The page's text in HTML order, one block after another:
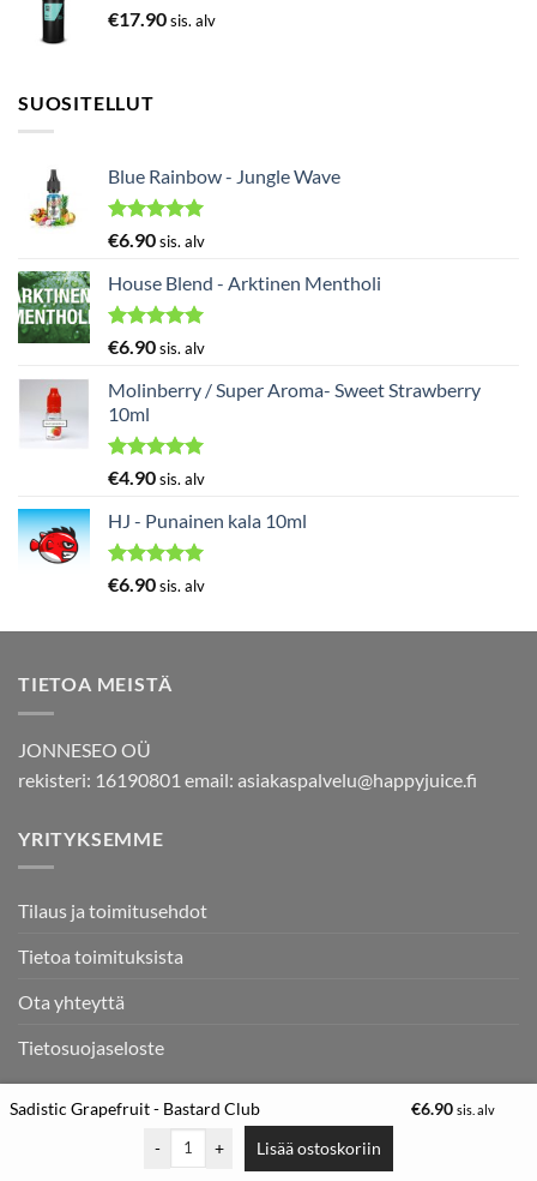
€17.90sis. alv
SUOSITELLUT
Blue Rainbow - Jungle Wave
Arvostelu
5.00
/ 5
€6.90sis. alv
House Blend - Arktinen Mentholi
Arvostelu
5.00/ 5
€6.90sis. alv
Molinberry / Super Aroma- Sweet Strawberry
10ml
Arvostelu
5.00
/ 5
€4.90sis. alv
HJ - Punainen kala 10ml
Arvostelu
€6.90sis. alv
TIETOA MEISTÄ
JONNESEO OÜ
rekisteri: 16190801 email: asiakaspalvelu@happyjuice.fi
YRITYKSEMME
Tilaus ja toimitusehdot
Tietoa toimituksista
Ota yhteyttä
Tietosuojaseloste
Copyright © Makutiivisteet.com - Makukauppojen ykkönen -
Makutiivistekauppa
Sadistic Grapefruit - Bastard Club €6.90 sis. alv
- + Lisää ostoskoriin